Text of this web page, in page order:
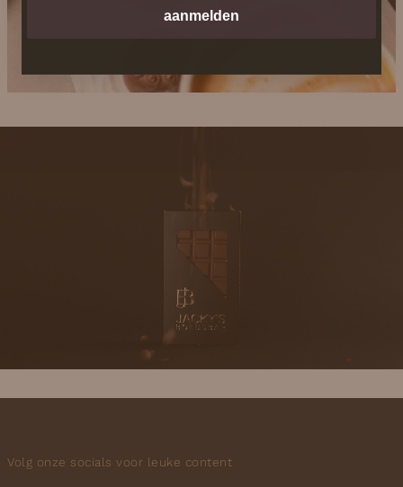
Volg onze socials voor leuke content
aanmelden